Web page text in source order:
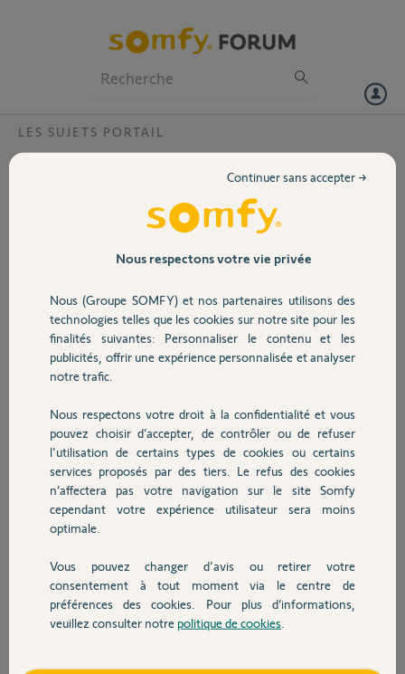
Volet
Sécurité
Domotique
Chauffage
Autres produits
Devis avec un pro
Contact
LES SUJETS PORTAIL
Bonjour, je viens de changer mon moteur Freevia par un Slidymoove
600. j'ai effacé mes réglages. J'ai suivi l'auto-apprentissage de la
course du portail mais celui ne s'arrête pas arrivé sur la butée. Quand
pensez vous, merci.
Dominique
il y a presque 7 ans
Participer au fil de discussion
Réponses
Bonjour Dominique,
Lorsque vous dites que le moteur ne s'arrête pas, le pignon continue-t-il
de tourner et fait sauter la crémaillère lorsqu'il arrive en butée ? Si oui, le
problème vient du positionnement de la crémaillère. Merci de bien
sa course :
Bonne journée,
Nous respectons votre vie privée
Nous (Groupe SOMFY) et nos partenaires utilisons des
technologies telles que les cookies sur notre site pour les
finalités suivantes: Personnaliser le contenu et les
publicités, offrir une expérience personnalisée et analyser
notre trafic.
Nous respectons votre droit à la confidentialité et vous
pouvez choisir d’accepter, de contrôler ou de refuser
l'utilisation de certains types de cookies ou certains
services proposés par des tiers. Le refus des cookies
n’affectera pas votre navigation sur le site Somfy
cependant votre expérience utilisateur sera moins
optimale.
Vous pouvez changer d'avis ou retirer votre
consentement à tout moment via le centre de
préférences des cookies. Pour plus d’informations,
veuillez consulter notre politique de cookies
Continuer sans accepter →